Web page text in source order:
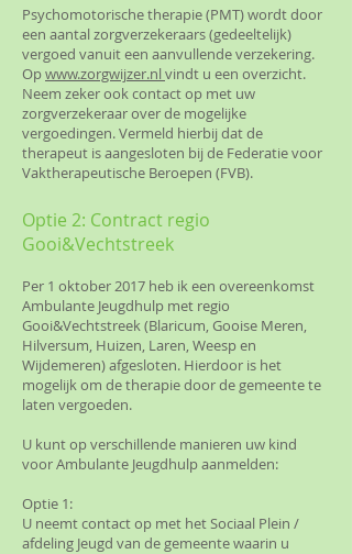
Psychomotorische therapie (PMT) wordt door
een aantal zorgverzekeraars (gedeeltelijk)
vergoed vanuit een aanvullende verzekering.
Opwww.zorgwijzer.nlvindt u een overzicht.
Neem zeker ook contact op met uw
zorgverzekeraar over de mogelijke
vergoedingen. Vermeld hierbij dat de
therapeut is aangesloten bij de Federatie voor
Vaktherapeutische Beroepen (FVB).
Optie 2: Contract regio
Gooi&Vechtstreek
Per 1 oktober 2017 heb ik een overeenkomst
Ambulante Jeugdhulp met regio
Gooi&Vechtstreek (Blaricum, Gooise Meren,
Hilversum, Huizen, Laren, Weesp en
Wijdemeren) afgesloten. Hierdoor is het
mogelijk om de therapie door de gemeente te
laten vergoeden.
U kunt op verschillende manieren uw kind
voor Ambulante Jeugdhulp aanmelden:
Optie 1:
U neemt contact op met het Sociaal Plein /
afdeling Jeugd van de gemeente waarin u